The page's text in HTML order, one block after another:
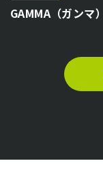
GAMMA（ガンマ）